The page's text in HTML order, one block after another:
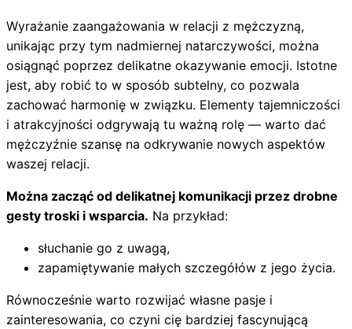
Wyrażanie zaangażowania w relacji z mężczyzną,
unikając przy tym nadmiernej natarczywości, można
osiągnąć poprzez delikatne okazywanie emocji. Istotne
jest, aby robić to w sposób subtelny, co pozwala
zachować harmonię w związku. Elementy tajemniczości
i atrakcyjności odgrywają tu ważną rolę — warto dać
mężczyźnie szansę na odkrywanie nowych aspektów
waszej relacji.
Można zacząć od delikatnej komunikacji przez drobne
gesty troski i wsparcia. Na przykład:
słuchanie go z uwagą,
zapamiętywanie małych szczegółów z jego życia.
Równocześnie warto rozwijać własne pasje i
zainteresowania, co czyni cię bardziej fascynującą